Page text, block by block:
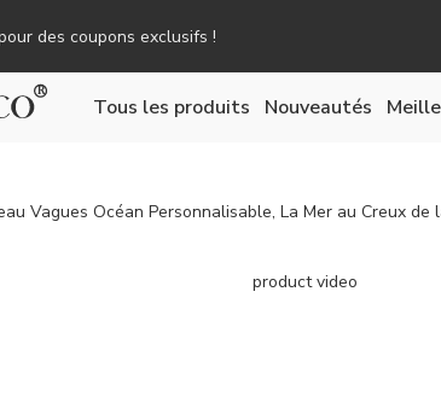
des coupons exclusifs !
Tous les produits Nouveautés
Vagues Océan Personnalisable, La Mer au Creux